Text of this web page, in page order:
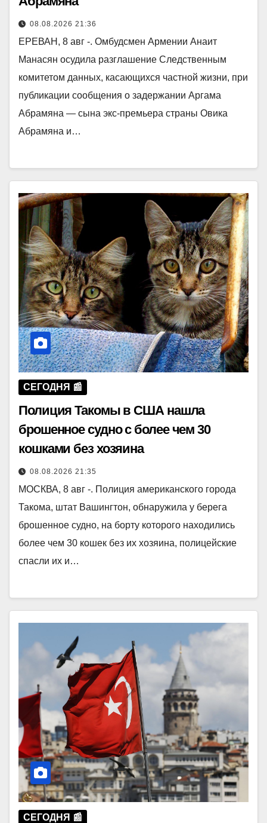
08.08.2026 21:36
ЕРЕВАН, 8 авг -. Омбудсмен Армении Анаит
Манасян осудила разглашение Следственным
комитетом данных, касающихся частной жизни, при
публикации сообщения о задержании Аргама
Абрамяна — сына экс-премьера страны Овика
Абрамяна и…
СЕГОДНЯ 📰
Полиция Такомы в США нашла
брошенное судно с более чем 30
кошками без хозяина
08.08.2026 21:35
МОСКВА, 8 авг -. Полиция американского города
Такома, штат Вашингтон, обнаружила у берега
брошенное судно, на борту которого находились
более чем 30 кошек без их хозяина, полицейские
спасли их и…
СЕГОДНЯ 📰